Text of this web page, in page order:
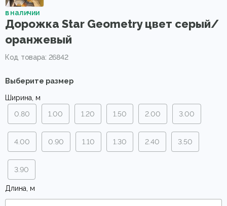
в наличии
Дорожка Star Geometry цвет серый/
оранжевый
Код товара: 26842
Выберите размер
Ширина, м
0.80
1.00 1.20 1.50 2.00 3.00
4.00 0.90 1.10 1.30 2.40 3.50
3.90
Длина, м